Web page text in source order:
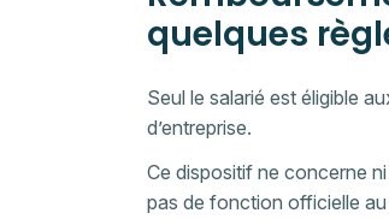
quelques
Seul le salarié est éligible
d’entreprise.
Ce dispositif ne concerne
pas de fonction officielle